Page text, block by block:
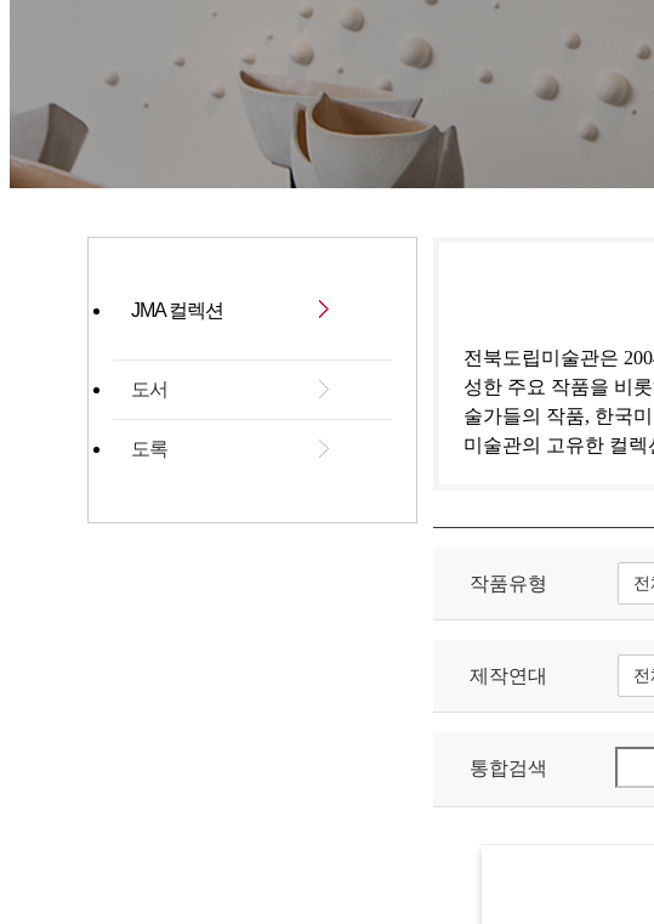
JMA 컬렉션
도서
도록
전북도립미술관은
성한 주요 작품을 비
술가들의 작품, 한국
미술관의 고유한 컬
작품유형 전
제작연대 전
통합검색